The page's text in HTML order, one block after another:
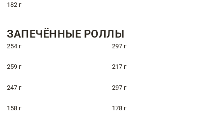
182 г
ЗАПЕЧЁННЫЕ РОЛЛЫ
254 г 297 г
259 г 217 г
247 г 297 г
158 г 178 г